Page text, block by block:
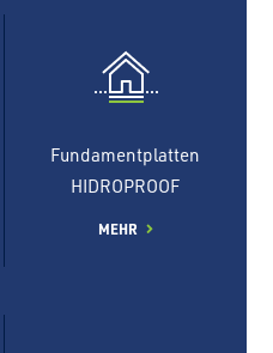
Fundamentplatten
HIDROPROOF
MEHR